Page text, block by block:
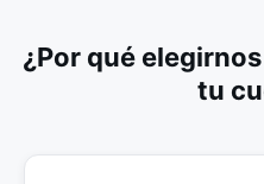
¿Por qué
tu